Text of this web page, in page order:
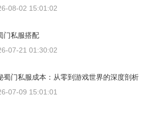
08-02 15:01:02
门私服搭配
07-21 01:30:02
蜀门私服成本：从零到游戏世界的深度剖析
07-09 15:01:01